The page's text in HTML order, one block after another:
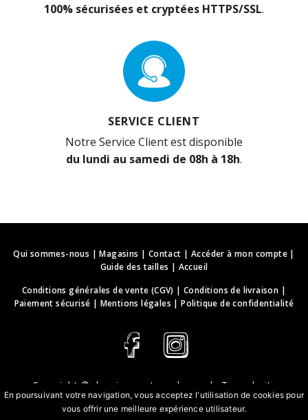
100% sécurisées et cryptées HTTPS/SSL.
SERVICE CLIENT
Notre Service Client est disponible
du lundi au samedi de 08h à 18h.
Qui sommes-nous |Magasins | Contact | Accéder à mon compte|
Guide des tailles | Accueil
Conditions générales de vente (CGV) |Conditions de livraison |
Paiement sécurisé | Mentions légales |Politique de confidentialité
Copyright © deguisements-cadeaux.ch
. Tous droits
réservés.
En poursuivant votre navigation, vous acceptez l'utilisation de cookies pour
vous offrir une meilleure expérience utilisateur.